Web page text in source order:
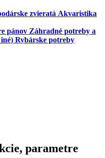
zvieratá Akvaristika
pánov Záhradné potreby a
Rybárske potreby
parametre